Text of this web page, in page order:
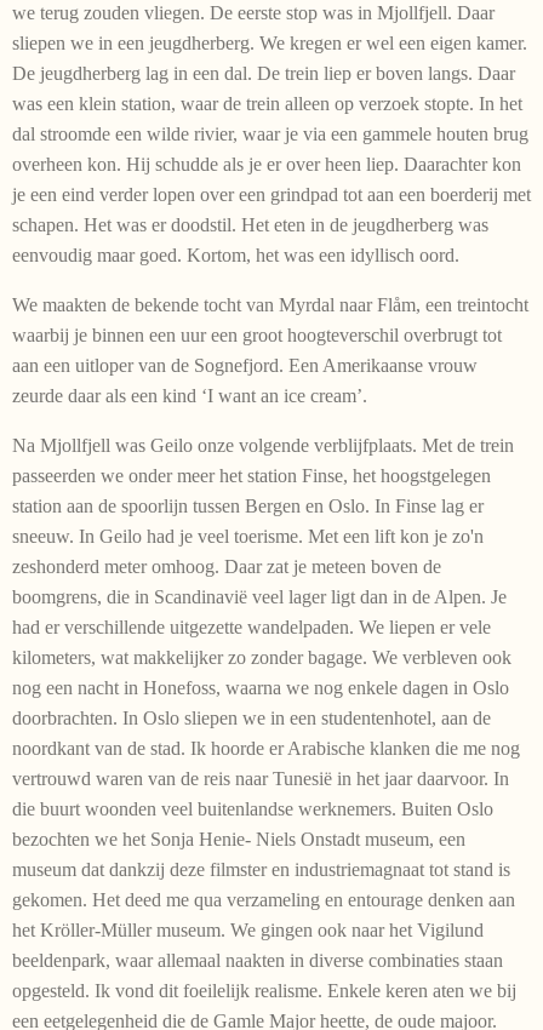
we terug zouden vliegen. De eerste stop was in Mjollfjell. Daar
sliepen we in een jeugdherberg. We kregen er wel een eigen kamer.
De jeugdherberg lag in een dal. De trein liep er boven langs. Daar
was een klein station, waar de trein alleen op verzoek stopte. In het
dal stroomde een wilde rivier, waar je via een gammele houten brug
overheen kon. Hij schudde als je er over heen liep. Daarachter kon
je een eind verder lopen over een grindpad tot aan een boerderij met
schapen. Het was er doodstil. Het eten in de jeugdherberg was
eenvoudig maar goed. Kortom, het was een idyllisch oord.
We maakten de bekende tocht van Myrdal naar Flåm, een treintocht
waarbij je binnen een uur een groot hoogteverschil overbrugt tot
aan een uitloper van de Sognefjord. Een Amerikaanse vrouw
zeurde daar als een kind ‘I want an ice cream’.
Na Mjollfjell was Geilo onze volgende verblijfplaats. Met de trein
passeerden we onder meer het station Finse, het hoogstgelegen
station aan de spoorlijn tussen Bergen en Oslo. In Finse lag er
sneeuw. In Geilo had je veel toerisme. Met een lift kon je zo'n
zeshonderd meter omhoog. Daar zat je meteen boven de
boomgrens, die in Scandinavië veel lager ligt dan in de Alpen. Je
had er verschillende uitgezette wandelpaden. We liepen er vele
kilometers, wat makkelijker zo zonder bagage. We verbleven ook
nog een nacht in Honefoss, waarna we nog enkele dagen in Oslo
doorbrachten. In Oslo sliepen we in een studentenhotel, aan de
noordkant van de stad. Ik hoorde er Arabische klanken die me nog
vertrouwd waren van de reis naar Tunesië in het jaar daarvoor. In
die buurt woonden veel buitenlandse werknemers. Buiten Oslo
bezochten we het Sonja Henie- Niels Onstadt museum, een
museum dat dankzij deze filmster en industriemagnaat tot stand is
gekomen. Het deed me qua verzameling en entourage denken aan
het Kröller-Müller museum. We gingen ook naar het Vigilund
beeldenpark, waar allemaal naakten in diverse combinaties staan
opgesteld. Ik vond dit foeilelijk realisme. Enkele keren aten we bij
een eetgelegenheid die de Gamle Major heette, de oude majoor.